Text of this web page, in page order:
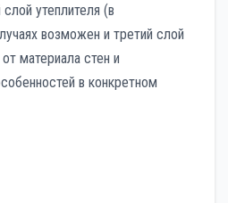
утеплителя (в
возможен и третий слой
материала стен и
в конкретном